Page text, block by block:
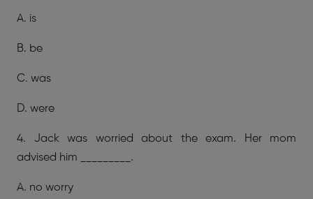
A. is
B. be
C. was
D. were
4. Jack was worried about the exam. Her mom
advised him _________.
A. no worry